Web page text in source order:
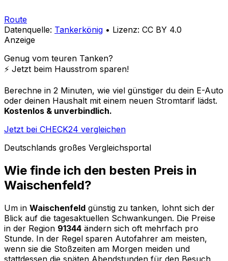
Route
Datenquelle: Tankerkönig • Lizenz: CC BY 4.0
Anzeige
Genug vom teuren Tanken?
⚡️ Jetzt beim Hausstrom sparen!
Berechne in 2 Minuten, wie viel günstiger du dein E-Auto
oder deinen Haushalt mit einem neuen Stromtarif lädst.
Kostenlos & unverbindlich.
Jetzt bei CHECK24 vergleichen
Deutschlands großes Vergleichsportal
Wie finde ich den besten Preis in
Waischenfeld?
Um in Waischenfeld günstig zu tanken, lohnt sich der
Blick auf die tagesaktuellen Schwankungen. Die Preise
in der Region 91344 ändern sich oft mehrfach pro
Stunde. In der Regel sparen Autofahrer am meisten,
wenn sie die Stoßzeiten am Morgen meiden und
stattdessen die späten Abendstunden für den Besuch